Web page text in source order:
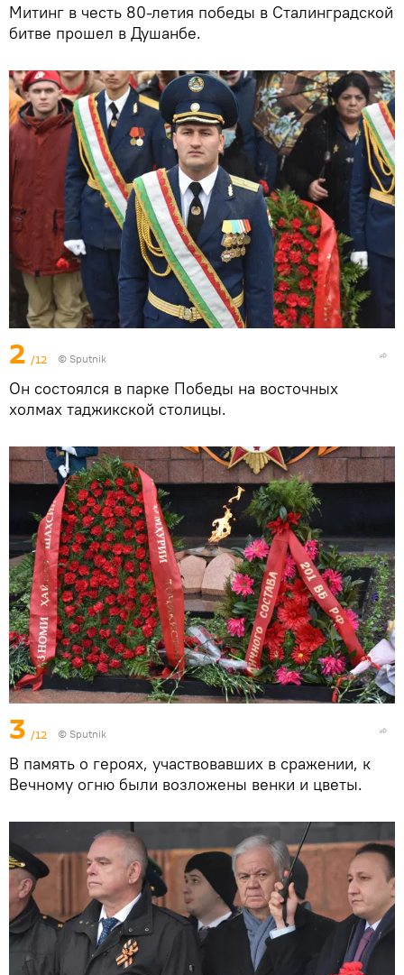
Митинг в честь 80-летия победы в Сталинградской
битве прошел в Душанбе.
2 /12 © Sputnik
Он состоялся в парке Победы на восточных
холмах таджикской столицы.
3 /12 © Sputnik
В память о героях, участвовавших в сражении, к
Вечному огню были возложены венки и цветы.